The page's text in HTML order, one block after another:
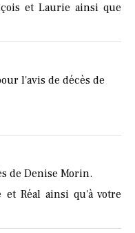
et Laurie ainsi que
l'avis de décès de
de Denise Morin.
et Réal ainsi qu'à votre